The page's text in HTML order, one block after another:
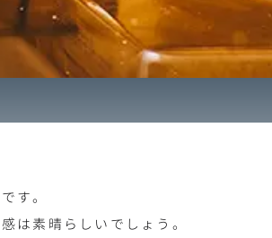
す。
は素晴らしいでしょう。